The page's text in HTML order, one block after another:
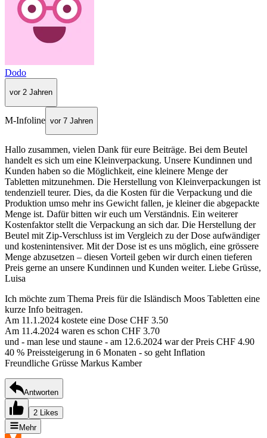
Dodo
vor 2 Jahren
M-Infoline vor 7 Jahren
Hallo zusammen, vielen Dank für eure Beiträge. Bei dem Beutel
handelt es sich um eine Kleinverpackung. Unsere Kundinnen und
Kunden haben so die Möglichkeit, eine kleinere Menge der
Tabletten mitzunehmen. Die Herstellung von Kleinverpackungen ist
tendenziell teurer. Dies, da die Kosten für die Verpackung und die
Produktion umso mehr ins Gewicht fallen, je kleiner die abgepackte
Menge ist. Dafür bitten wir euch um Verständnis. Ein weiterer
Kostenfaktor stellt die Verpackung an sich dar. Die Herstellung der
Beutel mit Zip-Verschluss ist im Vergleich zu der Dose aufwändiger
und kostenintensiver. Mit der Dose ist es uns möglich, eine grössere
Menge abzusetzen – diesen Vorteil geben wir durch einen tieferen
Preis gerne an unsere Kundinnen und Kunden weiter. Liebe Grüsse,
Luisa
Ich möchte zum Thema Preis für die Isländisch Moos Tabletten eine
kurze Info beitragen.
Am 11.1.2024 kostete eine Dose CHF 3.50
Am 11.4.2024 waren es schon CHF 3.70
und - man lese und staune - am 12.6.2024 war der Preis CHF 4.90
40 % Preissteigerung in 6 Monaten - so geht Inflation
Freundliche Grüsse Markus Kamber
Antworten
2 Likes
Mehr